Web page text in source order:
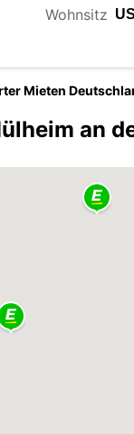
Wohnsitz
Mieten
an